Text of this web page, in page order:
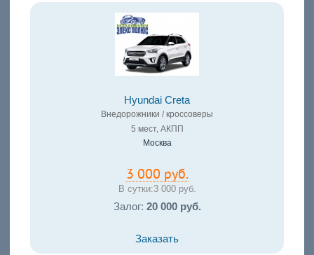
Hyundai Creta
Внедорожники / кроссоверы
5 мест, АКПП
Москва
3 000 руб.
В сутки:3 000 руб.
Залог: 20 000 руб.
Заказать